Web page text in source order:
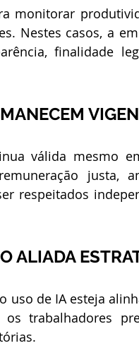
monitorar
Nestes casos, a
finalidade
válida mesmo
justa,
respeitados
ALIADA
uso de IA esteja
trabalhadores